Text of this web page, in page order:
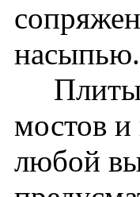
насыпью.
Плиты
мостов
любой